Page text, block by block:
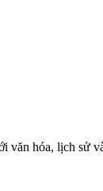
hóa, lịch sử